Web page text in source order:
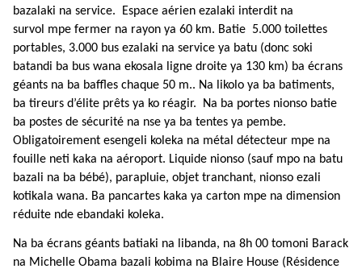
bazalaki na service. Espace aérien ezalaki interdit na
survol mpe fermer na rayon ya 60 km. Batie 5.000 toilettes
portables, 3.000 bus ezalaki na service ya batu (donc soki
batandi ba bus wana ekosala ligne droite ya 130 km) ba écrans
géants na ba baffles chaque 50 m.. Na likolo ya ba batiments,
ba tireurs d’élite prêts ya ko réagir. Na ba portes nionso batie
ba postes de sécurité na nse ya ba tentes ya pembe.
Obligatoirement esengeli koleka na métal détecteur mpe na
fouille neti kaka na aéroport. Liquide nionso (sauf mpo na batu
bazali na ba bébé), parapluie, objet tranchant, nionso ezali
kotikala wana. Ba pancartes kaka ya carton mpe na dimension
réduite nde ebandaki koleka.
Na ba écrans géants batiaki na libanda, na 8h 00 tomoni Barack
na Michelle Obama bazali kobima na Blaire House (Résidence